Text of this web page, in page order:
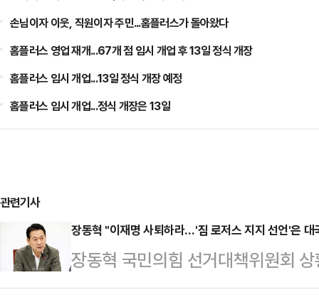
손님이자 이웃, 직원이자 주민...홈플러스가 돌아왔다
홈플러스 영업 재개...67개 점 임시 개업 후 13일 정식 개장
홈플러스 임시 개업...13일 정식 개장 예정
홈플러스 임시 개업...정식 개장은 13일
관련기사
장동혁 "이재명 사퇴하라…'짐 로저스 지지 선언'은 대
장동혁 국민의힘 선거대책위원회
저스홀딩스 회장이 이재명 더불어